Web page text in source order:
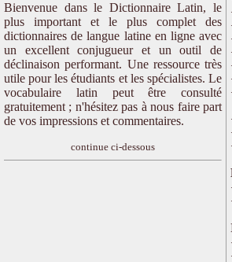
Bienvenue dans le Dictionnaire Latin, le
plus important et le plus complet des
dictionnaires de langue latine en ligne avec
un excellent conjugueur et un outil de
déclinaison performant. Une ressource très
utile pour les étudiants et les spécialistes. Le
vocabulaire latin peut être consulté
gratuitement ; n'hésitez pas à nous faire part
de vos impressions et commentaires.
continue ci-dessous